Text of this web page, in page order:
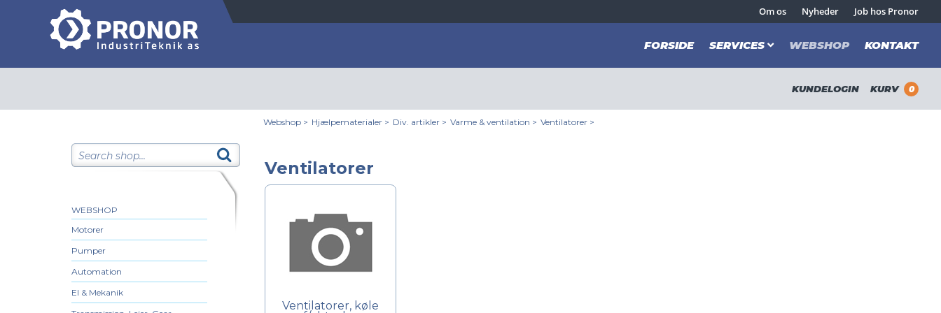
Om os Nyheder Job hos Pronor
FORSIDE SERVICES WEBSHOP KONTAKT
KUNDELOGIN KURV 0
WEBSHOP
Motorer
Pumper
Automation
El & Mekanik
Webshop > Hjælpematerialer > Div. artikler > Varme & ventilation > Ventilatorer >
Ventilatorer
Ventilatorer, køle